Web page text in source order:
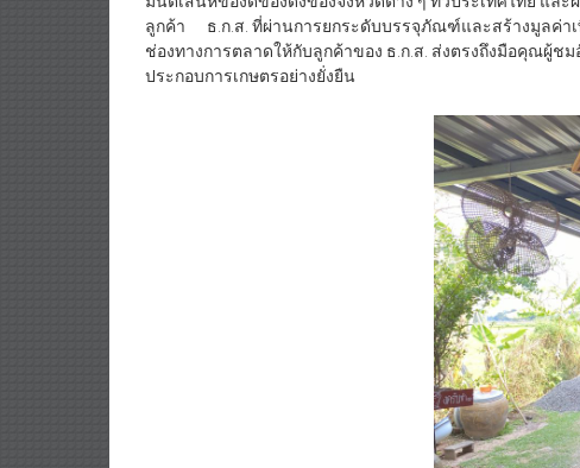
ลูกค้า ธ.ก.ส. ที่ผ่านการยกระดับบรรจุภัณฑ์และสร้างมูลค่า
ช่องทางการตลาดให้กับลูกค้าของ ธ.ก.ส. ส่งตรงถึงมือคุณผู้ช
ประกอบการเกษตรอย่างยั่งยืน